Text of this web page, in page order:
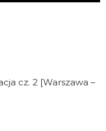
cz. 2 [Warszawa –